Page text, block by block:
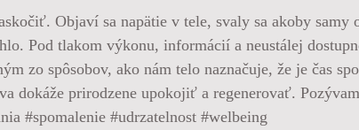
Objaví sa napätie v tele, svaly sa akoby
Pod tlakom výkonu, informácií a neustálej
zo spôsobov, ako nám telo naznačuje, že je čas
dokáže prirodzene upokojiť a regenerovať.
#spomalenie #udrzatelnost #welbeing